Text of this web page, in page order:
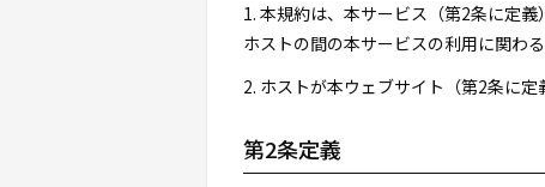
1. 本規約は、本サービス（第2条に定
ホストの間の本サービスの利用に関わ
2. ホストが本ウェブサイト（第2条に
第2条定義